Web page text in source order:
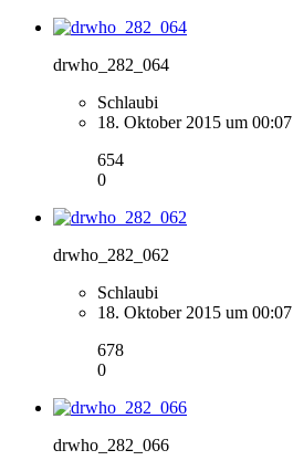
drwho_282_064
Schlaubi
18. Oktober 2015 um 00:07
654
0
drwho_282_062
Schlaubi
18. Oktober 2015 um 00:07
678
0
drwho_282_066